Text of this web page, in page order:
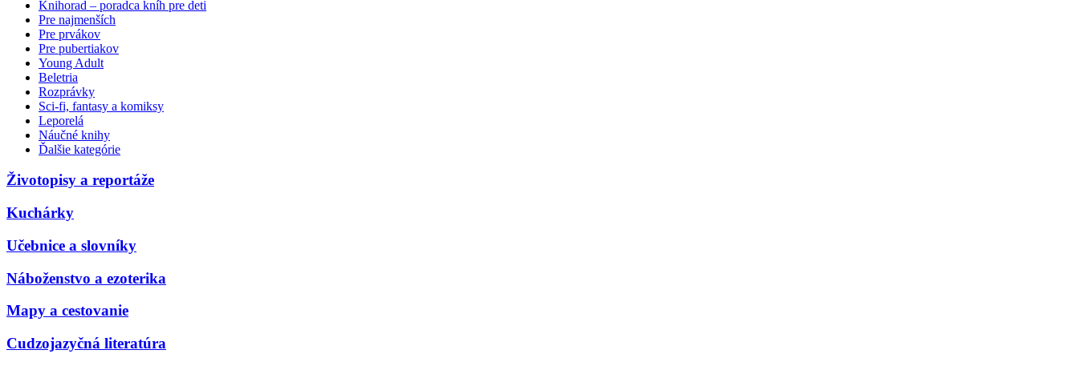
Knihorad – poradca kníh pre deti
Pre najmenších
Pre prvákov
Pre pubertiakov
Young Adult
Beletria
Rozprávky
Sci-fi, fantasy a komiksy
Leporelá
Náučné knihy
Ďalšie kategórie
Životopisy a reportáže
Kuchárky
Učebnice a slovníky
Náboženstvo a ezoterika
Mapy a cestovanie
Cudzojazyčná literatúra